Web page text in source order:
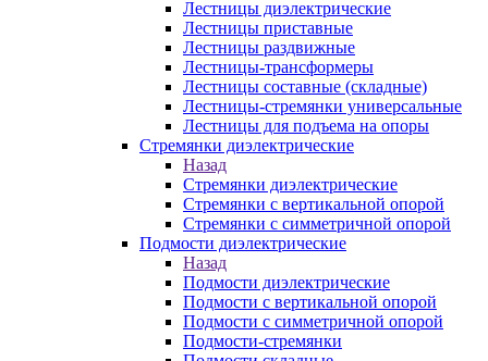
Лестницы диэлектрические
Лестницы приставные
Лестницы раздвижные
Лестницы-трансформеры
Лестницы составные (складные)
Лестницы-стремянки универсальные
Лестницы для подъема на опоры
Стремянки диэлектрические
Назад
Стремянки диэлектрические
Стремянки с вертикальной опорой
Стремянки с симметричной опорой
Подмости диэлектрические
Назад
Подмости диэлектрические
Подмости с вертикальной опорой
Подмости с симметричной опорой
Подмости-стремянки